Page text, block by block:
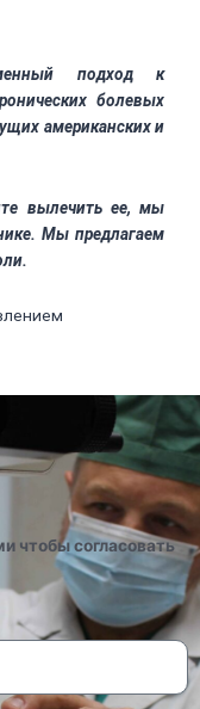
подход к
болевых
американских и
вылечить ее, мы
Мы предлагаем
чтобы согласовать